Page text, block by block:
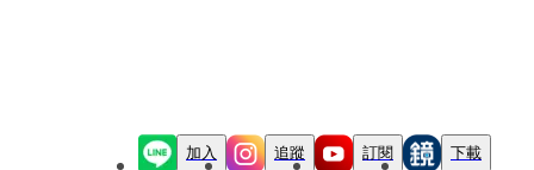
加入 追蹤 訂閱 下載